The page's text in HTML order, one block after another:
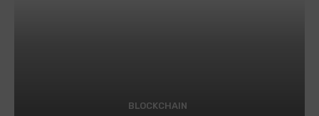
BLOCKCHAIN